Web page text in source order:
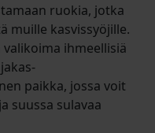
ruokia, jotka
muille kasvissyöjille.
valikoima ihmeellisiä
paikka, jossa voit
suussa sulavaa